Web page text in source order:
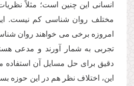
انسانى این چنین است؛ مثلاً
مختلف روان شناسى كم نیست.
امروزه برخى مى خواهند روان
تجربى به شمار آورند و مدعى
دقیق براى حل مسایل آن استفاده
این، اختلاف نظر هم در این حوزه